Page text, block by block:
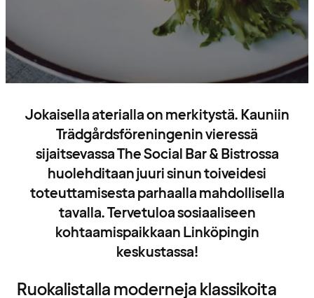
Jokaisella aterialla on merkitystä. Kauniin
Trädgårdsföreningenin vieressä
sijaitsevassa The Social Bar & Bistrossa
huolehditaan juuri sinun toiveidesi
toteuttamisesta parhaalla mahdollisella
tavalla. Tervetuloa sosiaaliseen
kohtaamispaikkaan Linköpingin
keskustassa!
Ruokalistalla moderneja klassikoita